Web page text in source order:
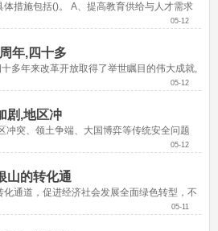
措施包括()。 A、提高教育供给与人才需求
05-12
年,四十多
多年来改革开放取得了举世瞩目的伟大成就,
05-12
剧,地区冲
冲突、领土争端、大国博弈等传统安全问题
05-12
山的转化通
通道，促进经济社会发展全面绿色转型，不
05-11